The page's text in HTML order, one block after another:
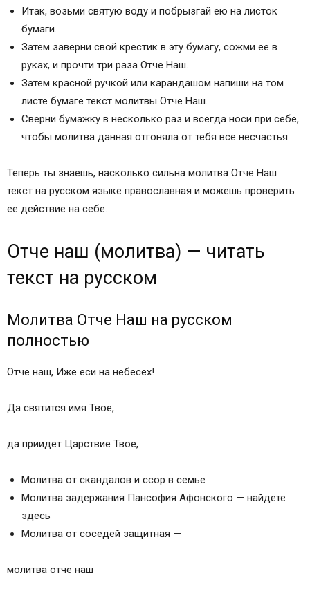
Итак, возьми святую воду и побрызгай ею на листок
бумаги.
Затем заверни свой крестик в эту бумагу, сожми ее в
руках, и прочти три раза Отче Наш.
Затем красной ручкой или карандашом напиши на том
листе бумаге текст молитвы Отче Наш.
Сверни бумажку в несколько раз и всегда носи при себе,
чтобы молитва данная отгоняла от тебя все несчастья.
Теперь ты знаешь, насколько сильна молитва Отче Наш
текст на русском языке православная и можешь проверить
ее действие на себе.
Отче наш (молитва) — читать
текст на русском
Молитва Отче Наш на русском
полностью
Отче наш, Иже еси на небесех!
Да святится имя Твое,
да приидет Царствие Твое,
Молитва от скандалов и ссор в семье
Молитва задержания Пансофия Афонского — найдете
здесь
Молитва от соседей защитная —
молитва отче наш